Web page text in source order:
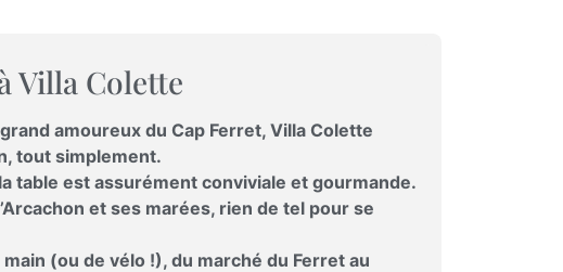
Villa Colette
amoureux du Cap Ferret, Villa Colette
tout simplement.
table est assurément conviviale et gourmande.
et ses marées, rien de tel pour se
(ou de vélo !), du marché du Ferret au